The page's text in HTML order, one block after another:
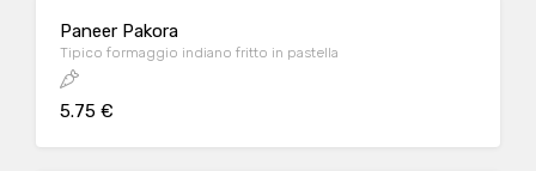
Paneer Pakora
Tipico formaggio indiano fritto in pastella
5.75 €